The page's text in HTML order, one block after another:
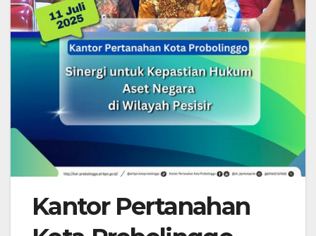
Kantor Pertanahan